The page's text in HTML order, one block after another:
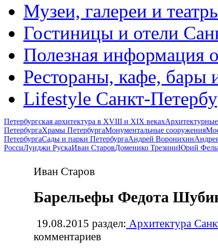
Музеи, галереи и
Гостиницы и отели
Полезная информация
Рестораны, кафе, бары
Lifestyle Санкт-
Петербургская архитектура в XVIII и XIX веках
ПетербургаХрамы ПетербургаМонументальные сооружения
ПетербургаСады и парки ПетербургаАндрей Воронихин
РоссиЛуиджи РускаИван СтаровДоменико ТрезиниЮрий
Иван Старов
Барельефы Федота
19.08.2015 раздел: Архитектура
комментариев